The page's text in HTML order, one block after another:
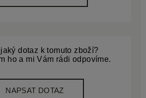
dotaz k tomuto zboží?
ho a mi Vám rádi odpovíme.
NAPSAT DOTAZ